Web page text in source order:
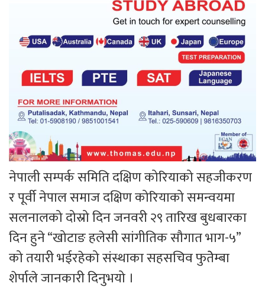
नेपाली सम्पर्क समिति दक्षिण कोरियाको सहजीकरण
र पूर्वी नेपाल समाज दक्षिण कोरियाको समन्वयमा
सलनालको दोस्रो दिन जनवरी २९ तारिख बुधबारका
दिन हुने “खोटाङ हलेसी सांगीतिक सौगात भाग-५”
को तयारी भईरहेको संस्थाका सहसचिव फुतेेम्बा
शेर्पाले जानकारी दिनुभयो ।